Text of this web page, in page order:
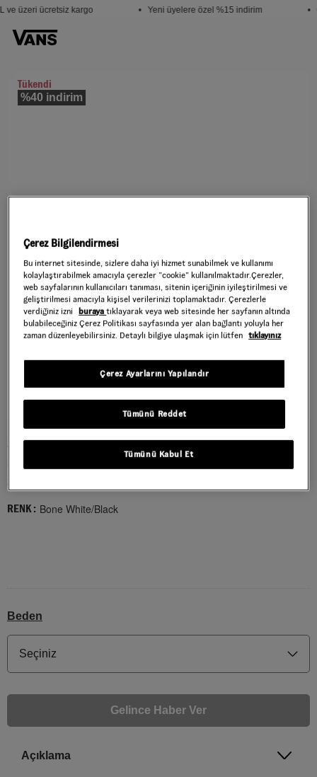
ve üzeri ücretsiz kargo • Yeni üyelere özel %15 indirim •
Tükendi
%40 indirim
SKATE SAFE LOW AYAKKABI
Style : VN000EEHBWI1
3.419,40 TL
RENK : Bone White/Black
Beden
Seçiniz
Gelince Haber Ver
Gelince Haber Ver
Açıklama
Çerez Bilgilendirmesi
Bu internet sitesinde, sizlere daha iyi hizmet sunabilmek ve kullanımı
kolaylaştırabilmek amacıyla çerezler ”cookie” kullanılmaktadır.Çerezler,
web sayfalarının kullanıcıları tanıması, sitenin içeriğinin iyileştirilmesi ve
geliştirilmesi amacıyla kişisel verilerinizi toplamaktadır. Çerezlerle
verdiğiniz izni
burayatıklayarak veya web sitesinde her sayfanın altında
bulabileceğiniz Çerez Politikası sayfasında yer alan bağlantı yoluyla her
zaman düzenleyebilirsiniz. Detaylı bilgiye ulaşmak için lütfen tıklayınız
Tümünü Reddet
Tümünü Kabul Et
Çerez Ayarlarını Yapılandır